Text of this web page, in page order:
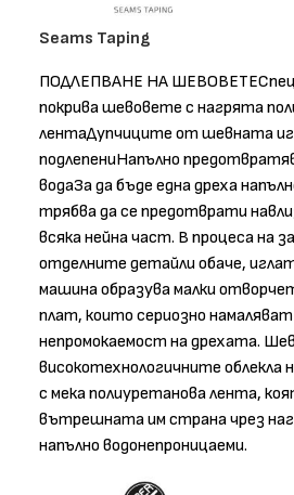
Seams Taping
ПОДЛЕПВАНЕ НА
покрива шевовете с нагрята
лентаДупчиците от шевната
подлепениНапълно
водаЗа да бъде една дреха
трябва да се предотврати
всяка нейна част. В процеса на
отделните детайли обаче,
машина образува малки
плат, които сериозно
непромокаемост на дрехата.
високотехнологичните облекла
с мека полиуретанова лента,
вътрешната им страна чрез
напълно водонепроницаеми.